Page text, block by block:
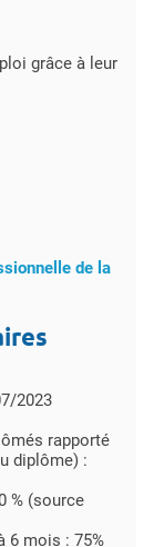
grâce à leur
de la
2023
rapporté
diplôme) :
% (source
6 mois : 75%